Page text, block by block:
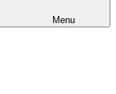
Menu